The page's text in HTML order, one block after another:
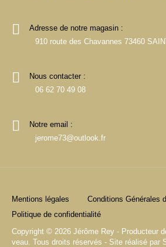
Adresse de notre magasin :
910 route des Chavannes 73460
Nous contacter :
06 62 70 49 08
Notre email :
jerome73@outlook.fr
Mentions légales
Conditions Générales
Politique de confidentialité
Copyright © 2026 Jérôme Rey - Producteur
veau. Tous droits réservés - Site réalisé par